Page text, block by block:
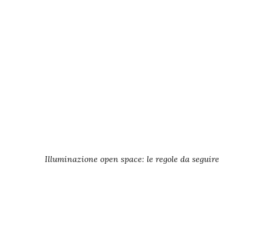
Illuminazione open space: le regole da seguire